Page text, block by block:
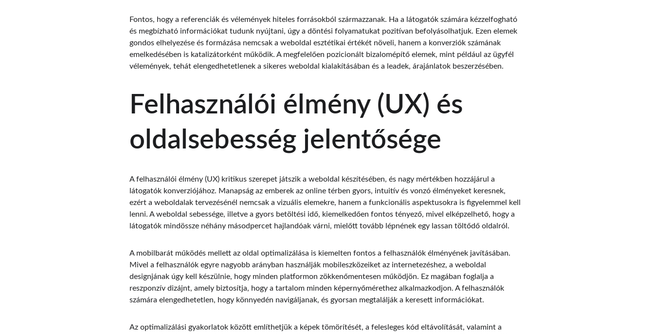
Fontos, hogy a referenciák és vélemények hiteles forrásokból származzanak. Ha a látogatók számára kézzelfogható
és megbízható információkat tudunk nyújtani, úgy a döntési folyamatukat pozitívan befolyásolhatjuk. Ezen elemek
gondos elhelyezése és formázása nemcsak a weboldal esztétikai értékét növeli, hanem a konverziók számának
emelkedésében is katalizátorként működik. A megfelelően pozicionált bizalomépítő elemek, mint például az ügyfél
vélemények, tehát elengedhetetlenek a sikeres weboldal kialakításában és a leadek, árajánlatok beszerzésében.
Felhasználói élmény (UX) és
oldalsebesség jelentősége
A felhasználói élmény (UX) kritikus szerepet játszik a weboldal készítésében, és nagy mértékben hozzájárul a
látogatók konverziójához. Manapság az emberek az online térben gyors, intuitív és vonzó élményeket keresnek,
ezért a weboldalak tervezésénél nemcsak a vizuális elemekre, hanem a funkcionális aspektusokra is figyelemmel kell
lenni. A weboldal sebessége, illetve a gyors betöltési idő, kiemelkedően fontos tényező, mivel elképzelhető, hogy a
látogatók mindössze néhány másodpercet hajlandóak várni, mielőtt tovább lépnének egy lassan töltődő oldalról.
A mobilbarát működés mellett az oldal optimalizálása is kiemelten fontos a felhasználók élményének javításában.
Mivel a felhasználók egyre nagyobb arányban használják mobileszközeiket az internetezéshez, a weboldal
designjának úgy kell készülnie, hogy minden platformon zökkenőmentesen működjön. Ez magában foglalja a
reszponzív dizájnt, amely biztosítja, hogy a tartalom minden képernyőmérethez alkalmazkodjon. A felhasználók
számára elengedhetetlen, hogy könnyedén navigáljanak, és gyorsan megtalálják a keresett információkat.
Az optimalizálási gyakorlatok között említhetjük a képek tömörítését, a felesleges kód eltávolítását, valamint a